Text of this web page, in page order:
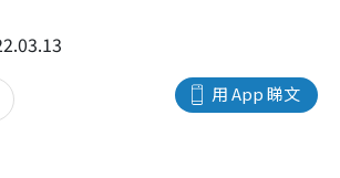
用 App 睇文